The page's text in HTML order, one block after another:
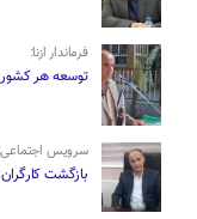
فرماندار ازنا:
توسعه هر
سرویس اجتماعی:
بازگشت کارگران